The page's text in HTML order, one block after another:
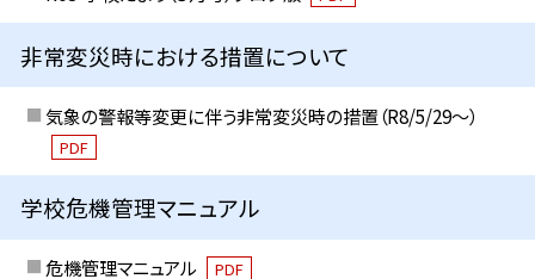
非常変災時における措置について
気象の警報等変更に伴う非常変災時の措置（R8/5/29〜）
PDF
学校危機管理マニュアル
危機管理マニュアル PDF